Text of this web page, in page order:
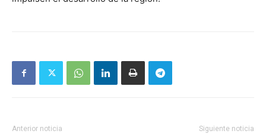
Anterior noticia Siguiente noticia